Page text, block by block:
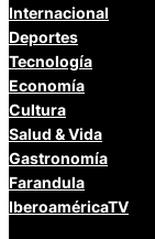
Internacional
Deportes
Tecnología
Economía
Cultura
Salud & Vida
Gastronomía
Farandula
IberoaméricaTV